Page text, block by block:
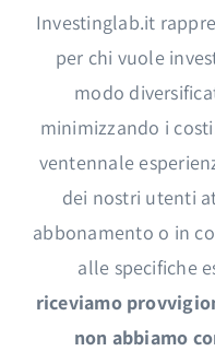
Investinglab.it
per chi vuole
modo
minimizzando i
ventennale
dei nostri utenti
abbonamento o in
alle specifiche
riceviamo
non abbiamo